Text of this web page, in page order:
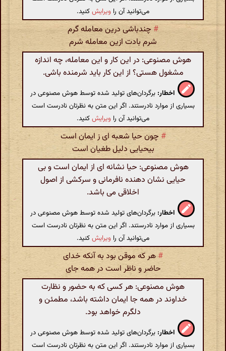
می‌توانید آن را ویرایشکنید.
# چندباشی درین معامله گرم
شرم بادت ازین معامله شرم
هوش مصنوعی: در این کار و این معامله، چه اندازه
مشغول هستی؟ از این کار باید شرمنده باشی.
اخطار: برگردان‌های تولید شده توسط هوش مصنوعی در
بسیاری از موارد نادرستند. اگر این متن به نظرتان نادرست است
می‌توانید آن را ویرایشکنید.
# چون حیا شعبه ای ز ایمان است
بیحیایی دلیل طغیان است
هوش مصنوعی: حیا نشانه ای از ایمان است و بی
حیایی نشان دهنده نافرمانی و سرکشی از اصول
اخلاقی می باشد.
اخطار: برگردان‌های تولید شده توسط هوش مصنوعی در
بسیاری از موارد نادرستند. اگر این متن به نظرتان نادرست است
می‌توانید آن را ویرایشکنید.
#هر که موقن بود به آنکه خدای
حاضر و ناظر است در همه جای
هوش مصنوعی: هر کسی که به حضور و نظارت
خداوند در همه جا ایمان داشته باشد، مطمئن و
دلگرم خواهد بود.
اخطار: برگردان‌های تولید شده توسط هوش مصنوعی در
بسیاری از موارد نادرستند. اگر این متن به نظرتان نادرست است